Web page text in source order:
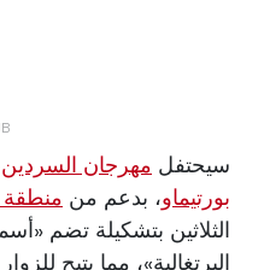
سيحتفل مهرجان السردين
بورتيماو، بدعم من منطقة
الثلاثين بتشكيلة تضم
البرتغالية»، مما يتيح